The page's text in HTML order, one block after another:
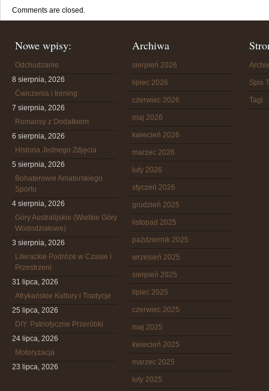
Comments are closed.
Nowe wpisy:
Odchudzanie
8 sierpnia, 2026
Ćwiczenia i trening
7 sierpnia, 2026
Romansy z Dodatkiem
6 sierpnia, 2026
Historia Jednego Zdjęcia
5 sierpnia, 2026
Bohaterowie Amatorskiego
Sportu
4 sierpnia, 2026
Góry Australijskie (Wielkie Góry
Wododziałowe)
3 sierpnia, 2026
Literackie Podróże w Czasie i
Przestrzeni
31 lipca, 2026
Afrykańskie Kultury i Tradycje
25 lipca, 2026
DIY: Patriotyczne Przeróbki
24 lipca, 2026
Motoryzacja
23 lipca, 2026
Archiwa
sierpień 2026
lipiec 2026
czerwiec 2026
maj 2026
kwiecień 2026
marzec 2026
luty 2026
styczeń 2026
grudzień 2025
listopad 2025
październik 2025
wrzesień 2025
sierpień 2025
lipiec 2025
czerwiec 2025
maj 2025
kwiecień 2025
marzec 2025
luty 2025
Spis
Tagi